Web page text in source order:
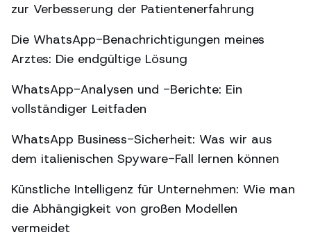
zur Verbesserung der Patientenerfahrung
Die WhatsApp-Benachrichtigungen meines
Arztes: Die endgültige Lösung
WhatsApp-Analysen und -Berichte: Ein
vollständiger Leitfaden
WhatsApp Business-Sicherheit: Was wir aus
dem italienischen Spyware-Fall lernen können
Künstliche Intelligenz für Unternehmen: Wie man
die Abhängigkeit von großen Modellen
vermeidet